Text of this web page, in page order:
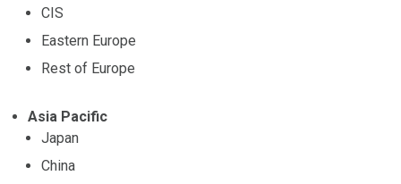
CIS
Eastern Europe
Rest of Europe
Asia Pacific
Japan
China